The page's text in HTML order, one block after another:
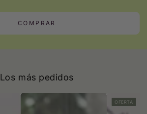
COMPRAR
Los más pedidos
OFERTA